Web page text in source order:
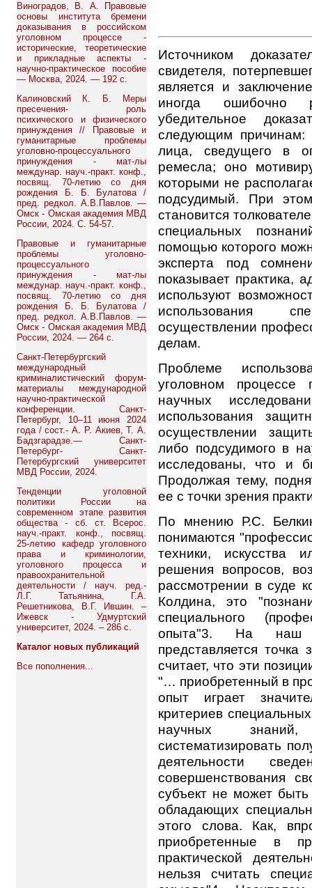
Виноградов, В. А. Правовые
основы института бремени
доказывания в российском
уголовном процессе -
исторические, теоретические
и прикладные аспекты -
научно-практическое пособие
— Москва, 2024. — 192 с.
Калиновский К. Б. Меры
пресечения- роль
психического и физического
принуждения // Правовые и
гуманитарные проблемы
уголовно-процессуального
принуждения - мат-лы
междунар. науч.-практ. конф.,
посвящ. 70-летию со дня
рождения Б. Б. Булатова /
пред. редкол. А.В.Павлов. —
Омск - Омская академия МВД
России, 2024. С. 54-57.
Правовые и гуманитарные
проблемы уголовно-
процессуального
принуждения - мат-лы
междунар. науч.-практ. конф.,
посвящ. 70-летию со дня
рождения Б. Б. Булатова /
пред. редкол. А.В.Павлов. —
Омск - Омская академия МВД
России, 2024. — 264 с.
Санкт-Петербургский
международный
криминалистический форум-
материалы международной
научно-практической
конференции. Санкт-
Петербург, 10–11 июня 2024
года / сост.- А. Р. Акиев, Т. А.
Бадзгарадзе.— Санкт-
Петербург- Санкт-
Петербургский университет
МВД России, 2024.
Тенденции уголовной
политики России на
современном этапе развития
общества - сб. ст. Всерос.
науч.-практ. конф., посвящ.
25-летию кафедр уголовного
права и криминологии,
уголовного процесса и
правоохранительной
деятельности / науч. ред.-
Л.Г. Татьянина, Г.А.
Решетникова, В.Г. Ившин. –
Ижевск - Удмуртский
университет, 2024. – 286 с.
Каталог новых публикаций
Все пополнения...
Источником
свидетеля,
является и
иногда ошибочно
убедительное
следующим причинам:
лица, сведущего в
ремесла; оно
которыми не
подсудимый. При
становится
специальных
помощью которого
эксперта под
показывает практика,
используют
использования
осуществлении
делам.
Проблеме
уголовном процессе
научных
использования
осуществлении
либо подсудимого в
исследованы, что и
Продолжая тему,
ее с точки зрения
По мнению Р.С.
понимаются
техники, искусства
решения вопросов,
рассмотрении в суде
Колдина, это
специального
опыта"3. На наш
представляется
считает, что эти
"… приобретенный в
опыт играет
критериев
научных
систематизировать
деятельности
совершенствования
субъект не может быть
обладающих
этого слова. Как,
приобретенные в
практической
нельзя считать